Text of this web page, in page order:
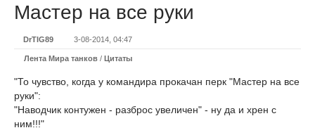
Мастер на все руки
DrTIG89 3-08-2014, 04:47
Лента Мира танков / Цитаты
"То чувство, когда у командира прокачан перк "Мастер на все
руки":
"Наводчик контужен - разброс увеличен" - ну да и хрен с
ним!!!"